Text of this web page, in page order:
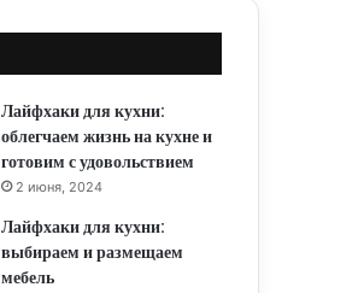
Лайфхаки для кухни:
облегчаем жизнь на кухне и
готовим с удовольствием
2 июня, 2024
Лайфхаки для кухни:
выбираем и размещаем
мебель